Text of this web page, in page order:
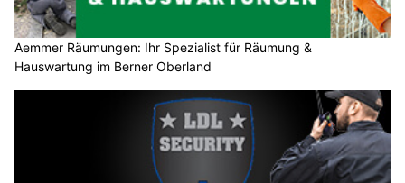
Aemmer Räumungen: Ihr Spezialist für Räumung &
Hauswartung im Berner Oberland